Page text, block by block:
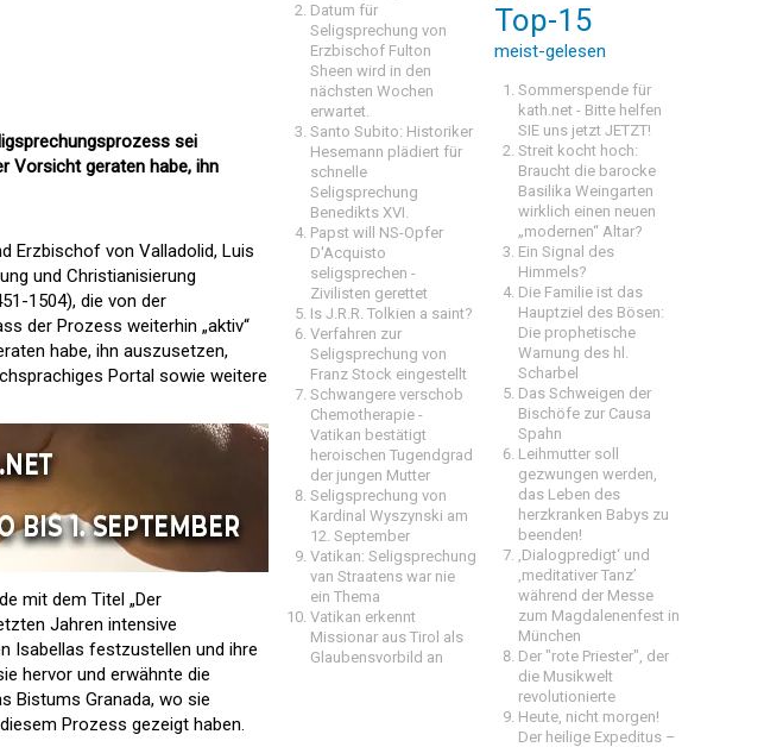
sei
Vorsicht geraten habe, ihn
Erzbischof von Valladolid, Luis
und Christianisierung
1504), die von der
der Prozess weiterhin „aktiv“
habe, ihn auszusetzen,
Portal sowie weitere
mit dem Titel „Der
Jahren intensive
Isabellas festzustellen und ihre
hervor und erwähnte die
Bistums Granada, wo sie
Prozess gezeigt haben.
Datum für
Seligsprechung von
Erzbischof Fulton
Sheen wird in den
nächsten Wochen
erwartet.
Santo Subito: Historiker
Hesemann plädiert für
schnelle
Seligsprechung
Benedikts XVI.
Papst will NS-Opfer
D'Acquisto
seligsprechen -
Zivilisten gerettet
Is J.R.R. Tolkien a saint?
Verfahren zur
Seligsprechung von
Franz Stock eingestellt
Schwangere verschob
Chemotherapie -
Vatikan bestätigt
heroischen Tugendgrad
der jungen Mutter
Seligsprechung von
Kardinal Wyszynski am
12. September
Vatikan: Seligsprechung
van Straatens war nie
ein Thema
Vatikan erkennt
Missionar aus Tirol als
Glaubensvorbild an
Top-15
meist-gelesen
Sommerspende für
kath.net - Bitte helfen
SIE uns jetzt JETZT!
Streit kocht hoch:
Braucht die barocke
Basilika Weingarten
wirklich einen neuen
„modernen“ Altar?
Ein Signal des
Himmels?
Die Familie ist das
Hauptziel des Bösen:
Die prophetische
Warnung des hl.
Scharbel
Das Schweigen der
Bischöfe zur Causa
Spahn
Leihmutter soll
gezwungen werden,
das Leben des
herzkranken Babys zu
beenden!
‚Dialogpredigt‘ und
‚meditativer Tanz’
während der Messe
zum Magdalenenfest in
München
Der "rote Priester", der
die Musikwelt
revolutionierte
Heute, nicht morgen!
Der heilige Expeditus –